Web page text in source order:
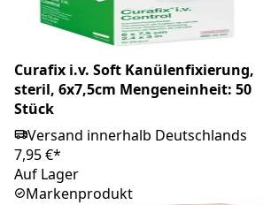
Curafix i.v. Soft Kanülenfixierung,
steril, 6x7,5cm Mengeneinheit: 50
Stück
Versand innerhalb Deutschlands
7,95 €*
Auf Lager
Markenprodukt